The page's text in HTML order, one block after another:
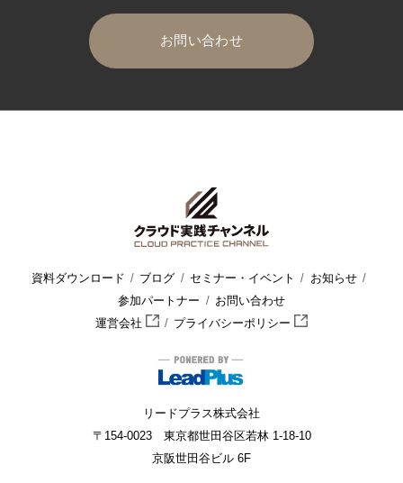
お問い合わせ
資料ダウンロード ブログ セミナー・イベント
お知らせ
参加パートナー
お問い合わせ
運営会社
プライバシーポリシー
リードプラス株式会社
〒154-0023 東京都世田谷区若林 1-18-10
京阪世田谷ビル 6F